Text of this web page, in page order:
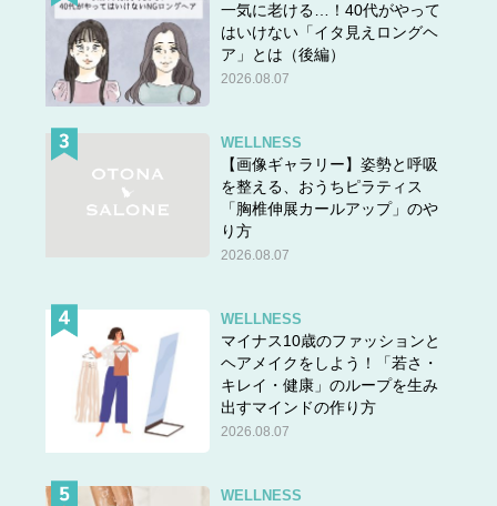
一気に老ける…！40代がやって
はいけない「イタ見えロングヘ
ア」とは（後編）
2026.08.07
WELLNESS
【画像ギャラリー】姿勢と呼吸
を整える、おうちピラティス
「胸椎伸展カールアップ」のや
り方
2026.08.07
WELLNESS
マイナス10歳のファッションと
ヘアメイクをしよう！「若さ・
キレイ・健康」のループを生み
出すマインドの作り方
2026.08.07
WELLNESS